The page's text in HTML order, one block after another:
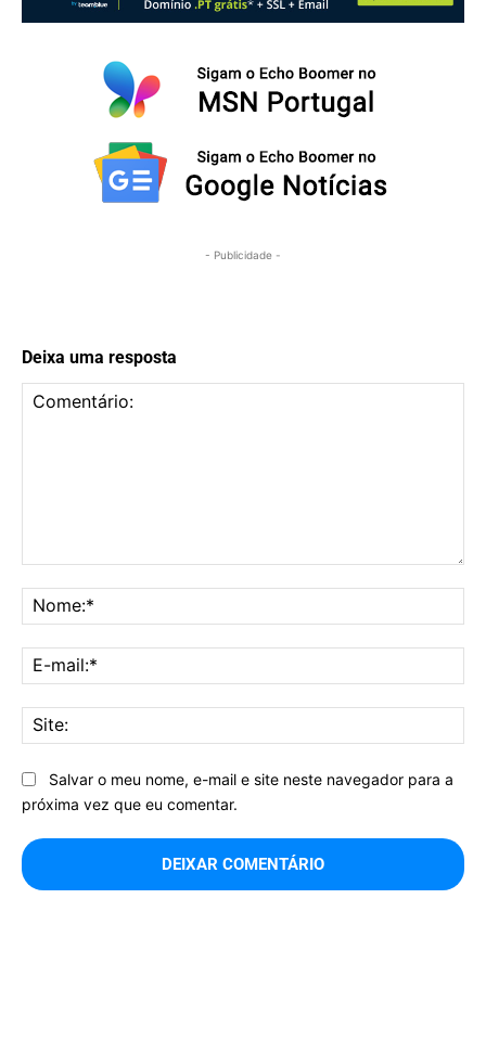
- Publicidade -
Deixa uma resposta
Salvar o meu nome, e-mail e site neste navegador para a
próxima vez que eu comentar.